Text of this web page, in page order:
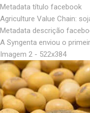
Metadata título facebook
Agriculture Value Chain:
Metadata descrição
A Syngenta enviou o
Imagem 2 - 522x384